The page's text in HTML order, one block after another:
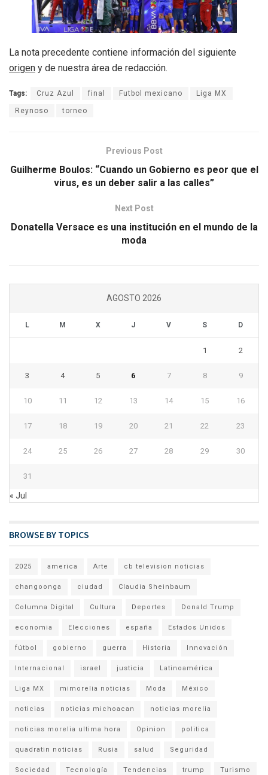
La nota precedente contiene información del siguiente
origen y de nuestra área de redacción.
Tags: Cruz Azul final Futbol mexicano Liga MX
Reynoso torneo
Previous Post
Guilherme Boulos: “Cuando un Gobierno es peor que el
virus, es un deber salir a las calles”
Next Post
Donatella Versace es una institución en el mundo de la
moda
AGOSTO 2026
L M X J V S D
1 2
3 4 5 6 7 8 9
10 11 12 13 14 15 16
17 18 19 20 21 22 23
24 25 26 27 28 29 30
31
« Jul
BROWSE BY TOPICS
2025 america Arte cb television noticias
changoonga ciudad Claudia Sheinbaum
Columna Digital Cultura Deportes Donald Trump
economia Elecciones españa Estados Unidos
fútbol gobierno guerra Historia Innovación
Internacional israel justicia Latinoamérica
Liga MX mimorelia noticias Moda México
noticias noticias michoacan noticias morelia
noticias morelia ultima hora Opinion politica
quadratin noticias Rusia salud Seguridad
Sociedad Tecnología Tendencias trump Turismo